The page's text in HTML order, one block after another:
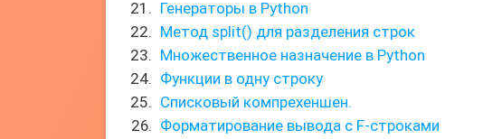
Генераторы в Python
Метод split() для разделения строк
Множественное назначение в Python
Функции в одну строку
Списковый компрехеншен.
Форматирование вывода с F-строками